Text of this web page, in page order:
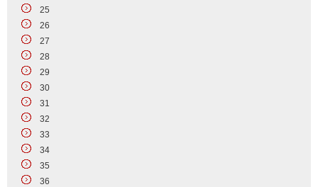
25
26
27
28
29
30
31
32
33
34
35
36